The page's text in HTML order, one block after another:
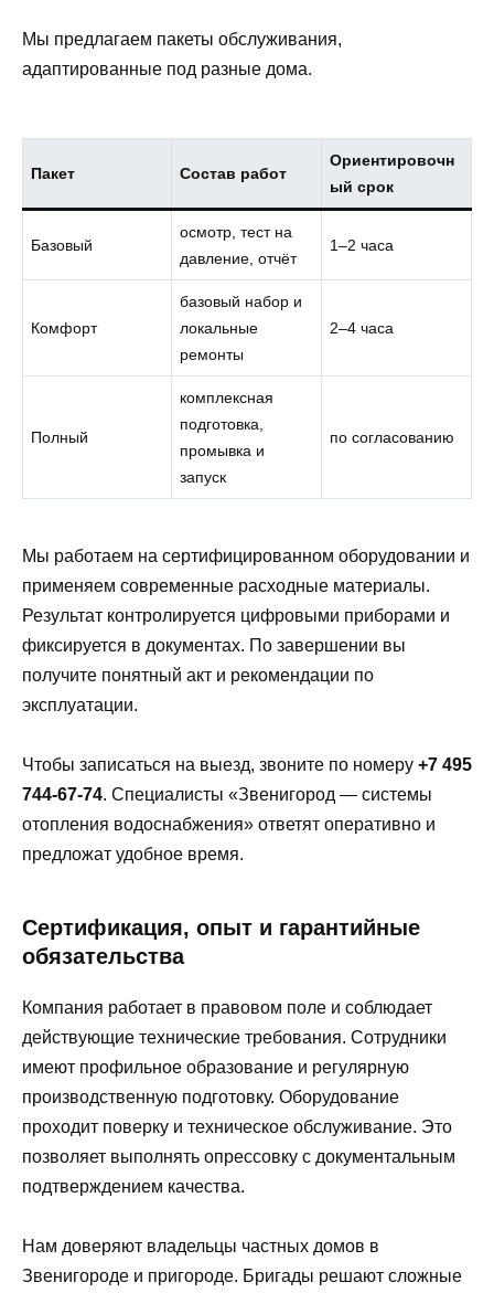
Мы предлагаем пакеты обслуживания,
адаптированные под разные дома.
Пакет Состав работ
Ориентировочн
ый срок
Базовый
осмотр, тест на
давление, отчёт
1–2 часа
Комфорт
базовый набор и
локальные
ремонты
2–4 часа
Полный
комплексная
подготовка,
промывка и
запуск
по согласованию
Мы работаем на сертифицированном оборудовании и
применяем современные расходные материалы.
Результат контролируется цифровыми приборами и
фиксируется в документах. По завершении вы
получите понятный акт и рекомендации по
эксплуатации.
Чтобы записаться на выезд, звоните по номеру +7 495
744-67-74. Специалисты «Звенигород — системы
отопления водоснабжения» ответят оперативно и
предложат удобное время.
Сертификация, опыт и гарантийные
обязательства
Компания работает в правовом поле и соблюдает
действующие технические требования. Сотрудники
имеют профильное образование и регулярную
производственную подготовку. Оборудование
проходит поверку и техническое обслуживание. Это
позволяет выполнять опрессовку с документальным
подтверждением качества.
Нам доверяют владельцы частных домов в
Звенигороде и пригороде. Бригады решают сложные